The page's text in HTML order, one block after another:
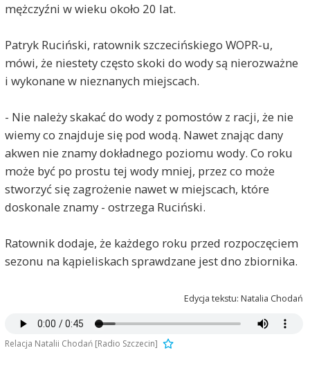
mężczyźni w wieku około 20 lat.
Patryk Ruciński, ratownik szczecińskiego WOPR-u,
mówi, że niestety często skoki do wody są nierozważne
i wykonane w nieznanych miejscach.
- Nie należy skakać do wody z pomostów z racji, że nie
wiemy co znajduje się pod wodą. Nawet znając dany
akwen nie znamy dokładnego poziomu wody. Co roku
może być po prostu tej wody mniej, przez co może
stworzyć się zagrożenie nawet w miejscach, które
doskonale znamy - ostrzega Ruciński.
Ratownik dodaje, że każdego roku przed rozpoczęciem
sezonu na kąpieliskach sprawdzane jest dno zbiornika.
Edycja tekstu: Natalia Chodań
Relacja Natalii Chodań [Radio Szczecin]